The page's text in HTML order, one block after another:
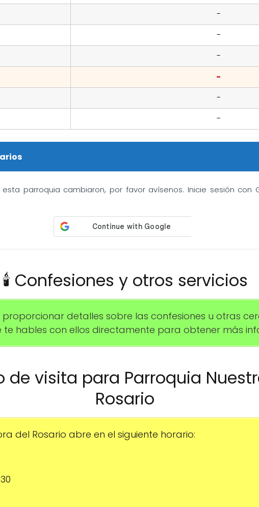
-
-
-
-
-
-
parroquia cambiaron, por favor avísenos. Inicie sesión con
🕯️ Confesiones y otros servicios
detalles sobre las confesiones u otras
te hables con ellos directamente para obtener más
visita para Parroquia
Rosario
del Rosario abre en el siguiente horario: